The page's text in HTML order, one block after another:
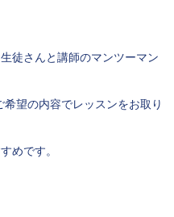
徒さんと講師のマンツーマン
望の内容でレッスンをお取り
めです。